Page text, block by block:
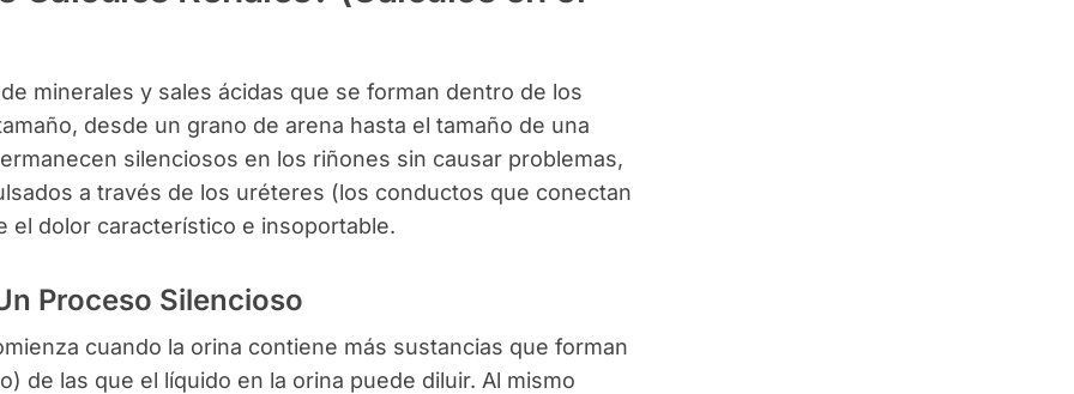
minerales y sales ácidas que se forman dentro de los
desde un grano de arena hasta el tamaño de una
silenciosos en los riñones sin causar problemas,
a través de los uréteres (los conductos que conectan
el dolor característico e insoportable.
Proceso Silencioso
cuando la orina contiene más sustancias que forman
de las que el líquido en la orina puede diluir. Al mismo